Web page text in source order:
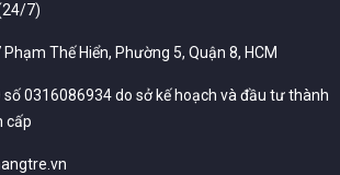
7)
Thế Hiển, Phường 5, Quận 8, HCM
số 0316086934 do sở kế hoạch và đầu tư thành
cấp